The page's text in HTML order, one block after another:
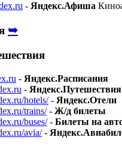
- Яндекс.Афиша
➥
- Яндекс.Расписания
- Яндекс.Путешествия
hotels/- Яндекс.Отели
trains/- Ж⁠/⁠д билеты
buses/- Билеты на
avia/-